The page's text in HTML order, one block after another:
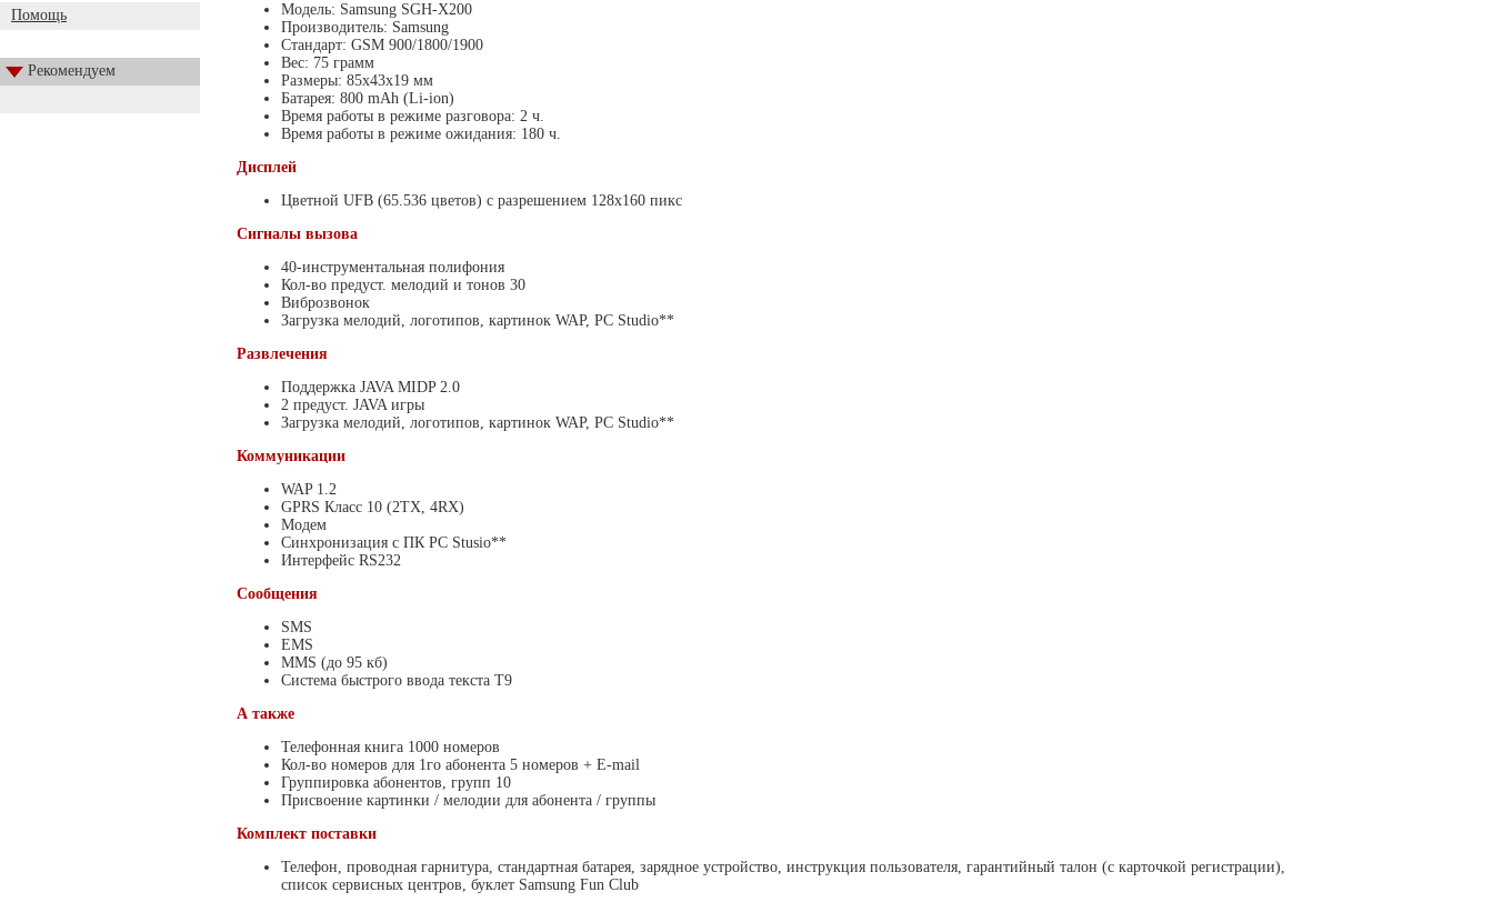
Помощь
Рекомендуем
Модель: Samsung SGH-X200
Производитель: Samsung
Стандарт: GSM 900/1800/1900
Вес: 75 грамм
Размеры: 85x43x19 мм
Батарея: 800 mAh (Li-ion)
Время работы в режиме разговора: 2 ч.
Время работы в режиме ожидания: 180 ч.
Дисплей
Цветной UFB (65.536 цветов) с разрешением 128x160 пикс
Сигналы вызова
40-инструментальная полифония
Кол-во предуст. мелодий и тонов 30
Виброзвонок
Загрузка мелодий, логотипов, картинок WAP, PC Studio**
Развлечения
Поддержка JAVA MIDP 2.0
2 предуст. JAVA игры
Загрузка мелодий, логотипов, картинок WAP, PC Studio**
Коммуникации
WAP 1.2
GPRS Класс 10 (2TX, 4RX)
Модем
Синхронизация с ПК PC Stusio**
Интерфейс RS232
Сообщения
SMS
EMS
MMS (до 95 кб)
Система быстрого ввода текста T9
А также
Телефонная книга 1000 номеров
Кол-во номеров для 1го абонента 5 номеров + E-mail
Группировка абонентов, групп 10
Присвоение картинки / мелодии для абонента / группы
Комплект поставки
Телефон, проводная гарнитура, стандартная батарея, зарядное устройство, инструкция пользователя, гарантийный талон (с карточкой регистрации),
список сервисных центров, буклет Samsung Fun Club